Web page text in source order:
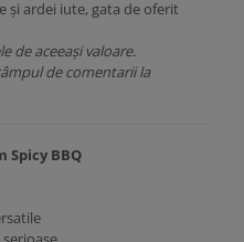
și ardei iute, gata de oferit
de aceeași valoare.
de comentarii la
Spicy BBQ